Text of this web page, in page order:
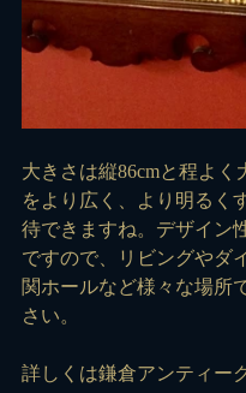
大きさは縦86cmと程よく
をより広く、より明るく
待できますね。デザイン
ですので、リビングやダ
関ホールなど様々な場所
さい。
詳しくは鎌倉アンティー